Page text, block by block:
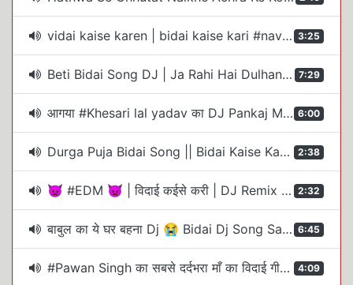
3:25
vidai kaise karen | bidai kaise kari #navratri_speshal dj dholki dj suraj mixing Bannamou lalganj
7:29
Beti Bidai Song DJ | Ja Rahi Hai Dulhan Dj Song | Bidai ke Gana Dj __ शादी वाला गाना __ sadi song dj
6:00
आगया #Khesari lal yadav का DJ Pankaj Musi विदाई देवी गीत | हम ना करब विदाई #Bhojpuri DJ PRINCE MUSI
2:38
Durga Puja Bidai Song || Bidai Kaise Kari || Pawan Singh Old Bhakti Remix - Dj Manish Sitamarhi
2:32
👿 #EDM 👿 | विदाई कईसे करी | DJ Remix | #Pawan Singh | Vidai Kaise Kari | Devi Visharjan Dj Song 2025
6:45
बाबुल का ये घर बहना Dj 😭 Bidai Dj Song Sadi Vidai Dj Song 🥰 Babul Ka Ye Ghar Bahna Dj Rs Vaishali
4:09
#Pawan Singh का सबसे दर्दभरा माँ का विदाई गीत - Ankhiya Ke Lor - Bhojpuri Devi Bidai Geet Song 2022